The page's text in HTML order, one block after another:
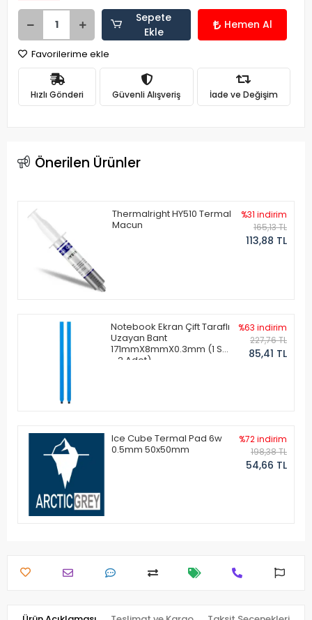
Sepete
Ekle
Hemen Al
Favorilerime ekle
Hızlı Gönderi Güvenli Alışveriş İade ve Değişim
Önerilen Ürünler
Thermalright HY510 Termal
Macun
%31 indirim
165,13 TL
113,88 TL
Notebook Ekran Çift Taraflı
Uzayan Bant
171mmX8mmX0.3mm (1 Set
- 2 Adet)
%63 indirim
227,76 TL
85,41 TL
Ice Cube Termal Pad 6w
0.5mm 50x50mm
%72 indirim
198,38 TL
54,66 TL